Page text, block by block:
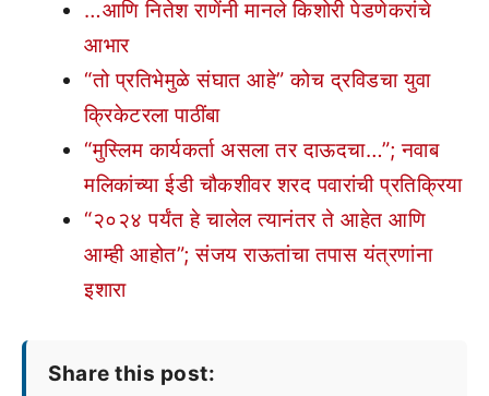
…आणि नितेश राणेंनी मानले किशोरी पेडणेकरांचे
आभार
“तो प्रतिभेमुळे संघात आहे” कोच द्रविडचा युवा
क्रिकेटरला पाठींबा
“मुस्लिम कार्यकर्ता असला तर दाऊदचा…”; नवाब
मलिकांच्या ईडी चौकशीवर शरद पवारांची प्रतिक्रिया
“२०२४ पर्यंत हे चालेल त्यानंतर ते आहेत आणि
आम्ही आहोत”; संजय राऊतांचा तपास यंत्रणांना
इशारा
Share this post: